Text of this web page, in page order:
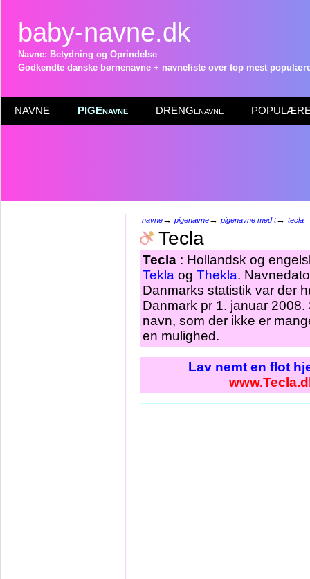
baby-navne.dk
Navne: Betydning og Oprindelse
Godkendte danske børnenavne + navneliste over top mest
NAVNE PIGEnavne DRENGenavne POPULÆRE
navne→ pigenavne→ pigenavne med t→ tecla
Tecla
Tecla : Hollandsk og
Tekla og Thekla.
Danmarks statistik var der
Danmark pr 1. januar
navn, som der ikke er
en mulighed.
Lav nemt en flot